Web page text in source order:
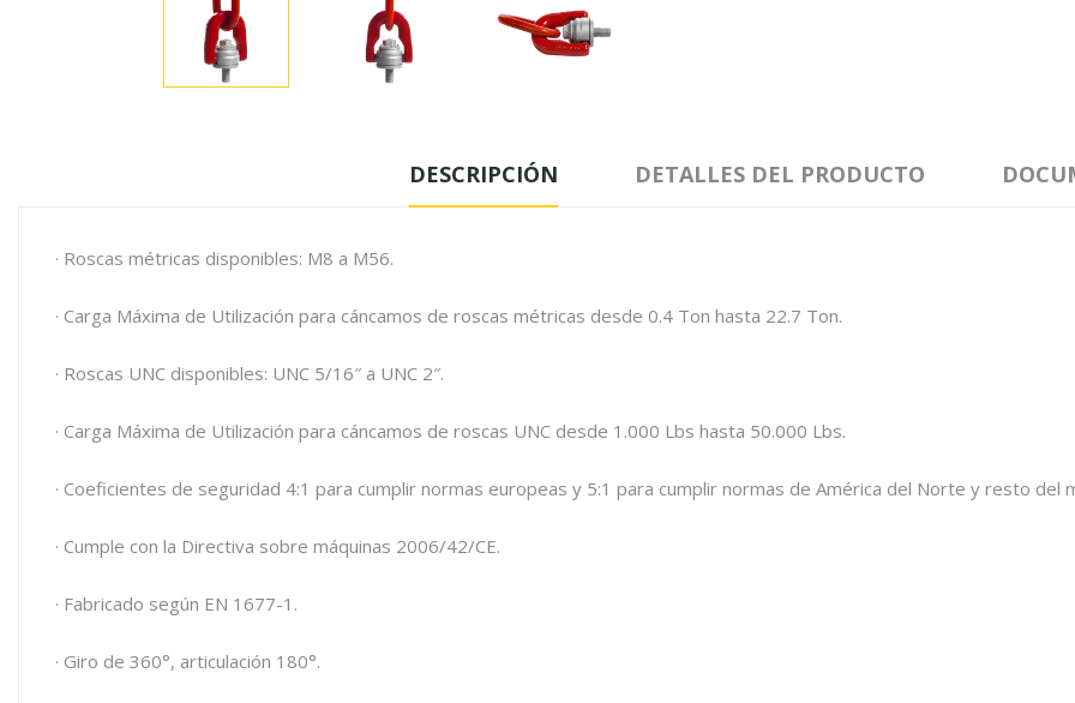
DESCRIPCIÓN DETALLES DEL PRODUCTO
· Roscas métricas disponibles: M8 a M56.
· Carga Máxima de Utilización para cáncamos de roscas métricas desde 0.4 Ton hasta 22.7 Ton.
· Roscas UNC disponibles: UNC 5/16″ a UNC 2″.
· Carga Máxima de Utilización para cáncamos de roscas UNC desde 1.000 Lbs hasta 50.000 Lbs.
· Coeficientes de seguridad 4:1 para cumplir normas europeas y 5:1 para cumplir normas de América del Norte y resto del
· Cumple con la Directiva sobre máquinas 2006/42/CE.
· Fabricado según EN 1677-1.
· Giro de 360°, articulación 180°.